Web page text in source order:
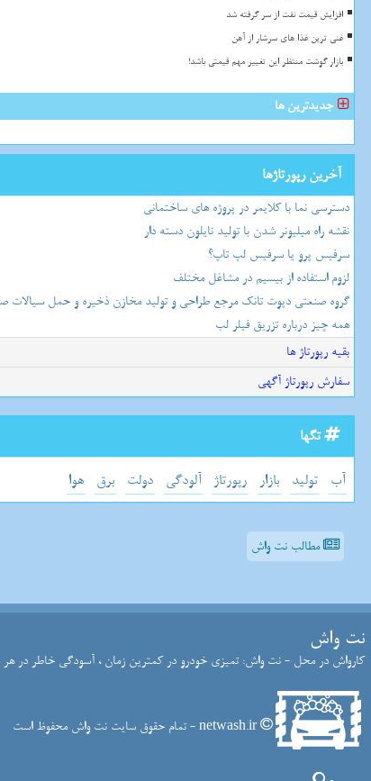
افزایش قیمت نفت از سر گرفته شد
غنی ترین غذا های سرشار از آهن
بازار گوشت منتظر این تغییر مهم قیمتی باشد!
جدیدترین ها
آخرین رپورتاژها
دسترسی نما با کلایمر در پروژه های ساختمانی
نقشه راه میلیونر شدن با تولید نایلون دسته دار
سرفیس پرو یا سرفیس لپ تاپ؟
لزوم استفاده از بیسیم در مشاغل مختلف
گروه صنعتی دپوت تانک مرجع طراحی و تولید مخازن ذخیره و حمل سیالات
همه چیز درباره تزریق فیلر لب
بقیه رپورتاژ ها
سفارش رپورتاژ آگهی
تگها
آب تولید بازار رپورتاژ آلودگی دولت برق هوا
مطالب نت واش
نت واش
کارواش در محل - نت واش: تمیزی خودرو در کمترین زمان ، آسودگی خاطر در هر
netwash.ir - تمام حقوق سایت نت واش محفوظ است